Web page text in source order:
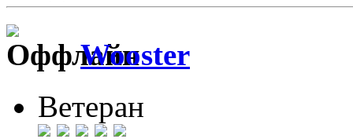
Wooster
Ветеран